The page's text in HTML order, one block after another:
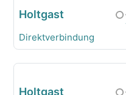
Holtgast
Direktverbindung
Holtgast